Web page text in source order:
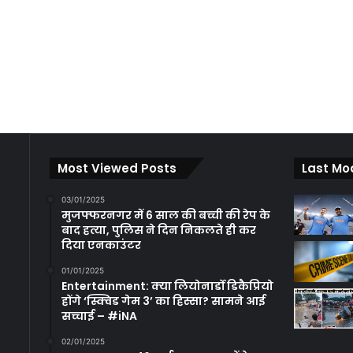
Most Viewed Posts
03/01/2025
मुजफ्फरनगर में 6 साल की बच्ची की रेप के
बाद हत्या, पुलिस ने दिन निकलते ही कर
दिया एनकाउंटर
01/01/2025
Entertainment: क्या लियोनार्डो डिकैप्रियो
होंगे ‘स्क्विड गेम 3’ का हिस्सा? सामने आई
सच्चाई – #iNA
02/01/2025
Last